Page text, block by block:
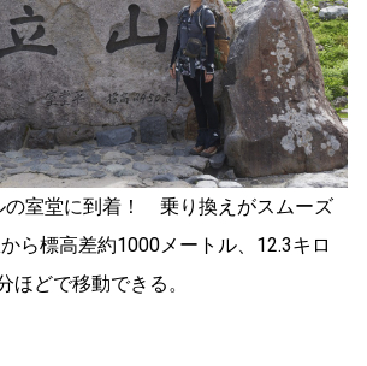
の室堂に到着！ 乗り換えがスムーズ
ら標高差約1000メートル、12.3キロ
ほどで移動できる。